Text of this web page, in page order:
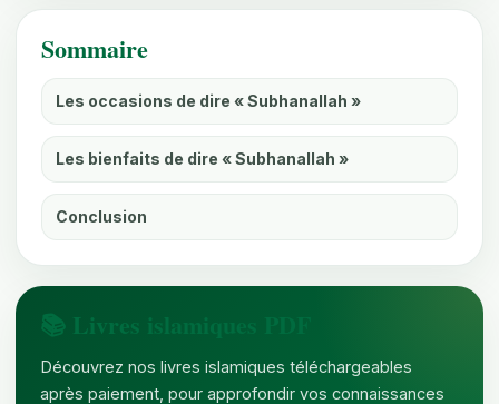
Sommaire
Les occasions de dire « Subhanallah »
Les bienfaits de dire « Subhanallah »
Conclusion
📚 Livres islamiques PDF
Découvrez nos livres islamiques téléchargeables
après paiement, pour approfondir vos connaissances